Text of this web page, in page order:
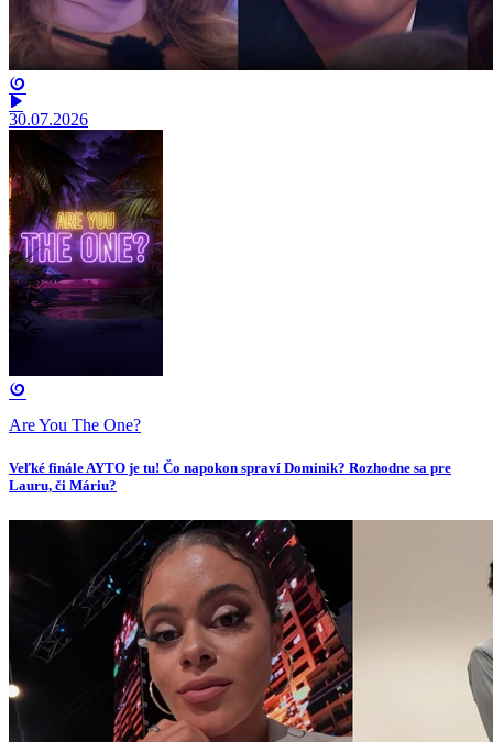
30.07.2026
Are You The One?
Veľké finále AYTO je tu! Čo napokon spraví Dominik? Rozhodne sa pre
Lauru, či Máriu?